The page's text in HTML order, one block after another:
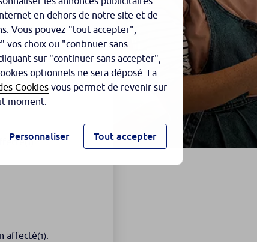
(1).
affecté(1)
en dehors de notre site et de
Vous pouvez "tout accepter",
vos choix ou "continuer sans
sur "continuer sans accepter",
optionnels ne sera déposé. La
Cookies vous permet de revenir sur
moment.
Personnaliser Tout accepter